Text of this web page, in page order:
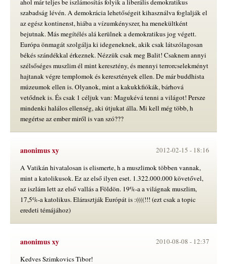
ahol már teljes be iszlámosítás folyik a liberális demokratikus
szabadság lévén. A demokrácia lehetőségeit kihasználva foglalják el
az egész kontinenst, hiába a vízumkényszer, ha menekültként
bejutnak. Más megítélés alá kerülnek a demokratikus jog végett.
Európa önmagát szolgálja ki idegeneknek, akik csak látszólagosan
békés szándékkal érkeznek. Nézzük csak meg Balit! Csaknem annyi
szélsőséges muszlim él mint keresztény, és mennyi terrorcselekményt
hajtanak végre templomok és keresztények ellen. De már buddhista
múzeumok ellen is. Olyanok, mint a kakukkfiókák, bárhová
vetődnek is. És csak 1 céljuk van: Magukévá tenni a világot! Persze
mindenki halálos ellenség, aki útjukat álla. Mi kell még több, h
megértse az ember miről is van szó???
anonimus xy 2012-02-15 - 18:16
A Vatikán hivatalosan is elismerte, h a muszlimok többen vannak,
mint a katolikusok. Ez az első ilyen eset. 1.322.000.000 követővel,
az iszlám lett az első vallás a Földön. 19%-a a világnak muszlim,
17,5%-a katolikus. Elárasztják Európát is :((((!!! (ezt csak a topic
eredeti témájához)
anonimus xy 2010-08-08 - 12:37
Kedves Szimkovics Tibor!